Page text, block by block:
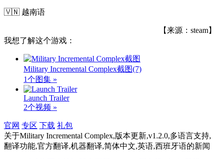
🇻🇳 越南语
【来源：steam】
我想了解这个游戏：
Military Incremental Complex截图(7)
1个图集 »
Launch Trailer
2个视频 »
官网 专区 下载 礼包
关于Military Incremental Complex,版本更新,v1.2.0,多语言支持,
翻译功能,官方翻译,机器翻译,简体中文,英语,西班牙语的新闻